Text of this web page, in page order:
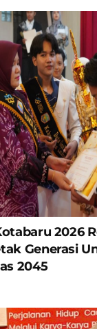
2026
Generasi
2045